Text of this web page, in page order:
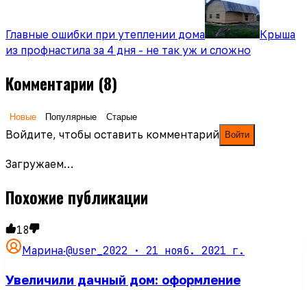
Главные ошибки при утеплении дома
Крыша
из профнастила за 4 дня - не так уж и сложно
Комментарии (8)
Новые Популярные Старые
Войдите, чтобы оставить комментарий Войти
Загружаем…
Похожие публикации
18
Марина·@user_2022 · 21 нояб. 2021 г.
Увеличили дачный дом: оформление